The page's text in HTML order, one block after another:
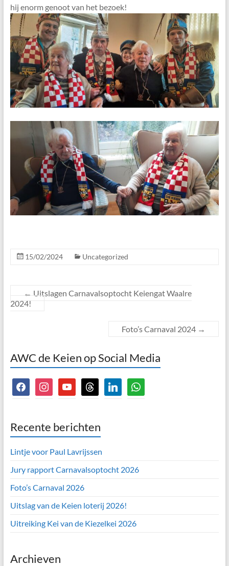
hij enorm genoot van het bezoek!
15/02/2024 Uncategorized
← Uitslagen Carnavalsoptocht Keiengat Waalre
2024!
Foto’s Carnaval 2024 →
AWC de Keien op Social Media
facebookinstagramyoutubethreads linkedinwhatsapp
Recente berichten
Lintje voor Paul Lavrijssen
Jury rapport Carnavalsoptocht 2026
Foto’s Carnaval 2026
Uitslag van de Keien loterij 2026!
Uitreiking Kei van de Kiezelkei 2026
Archieven